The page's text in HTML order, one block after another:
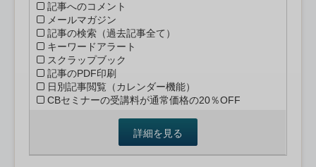
記事へのコメント
メールマガジン
記事の検索（過去記事全て）
キーワードアラート
スクラップブック
記事のPDF印刷
日別記事閲覧（カレンダー機能）
CBセミナーの受講料が通常価格の20％OFF
詳細を見る